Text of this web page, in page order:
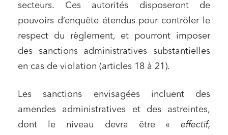
secteurs. Ces autorités disposeront de
pouvoirs d’enquête étendus pour contrôler le
respect du règlement, et pourront imposer
des sanctions administratives substantielles
en cas de violation (articles 18 à 21).
Les sanctions envisagées incluent des
amendes administratives et des astreintes,
dont le niveau devra être « effectif,